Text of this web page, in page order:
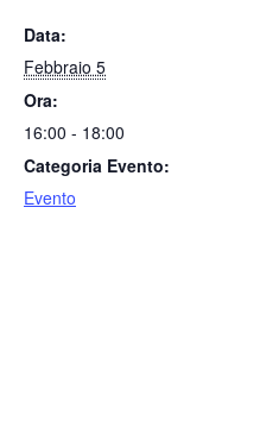
Data:
Febbraio 5
Ora:
16:00 - 18:00
Categoria Evento:
Evento